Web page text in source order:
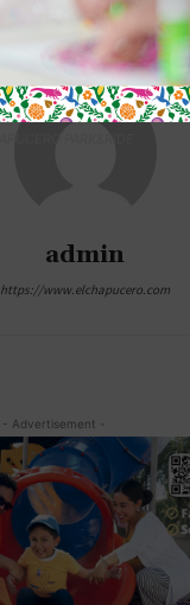
admin
https://www.elchapucero.com
- Advertisement -